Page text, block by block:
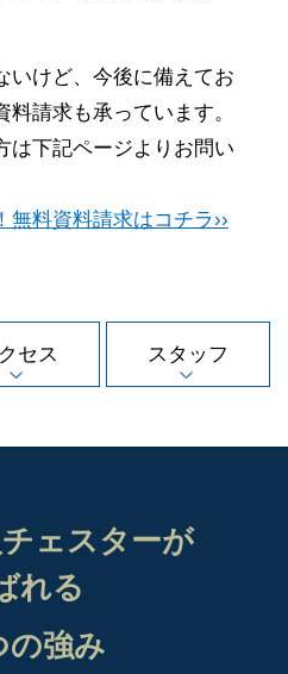
いけど、今後に備えてお
請求も承っています。
は下記ページよりお問い
料資料請求はコチラ››
セス スタッフ
ェスターが
れる
の強み